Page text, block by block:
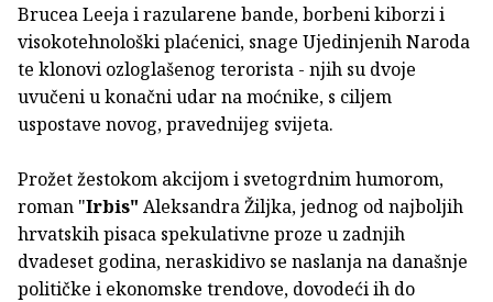
Brucea Leeja i razularene bande, borbeni kiborzi i
visokotehnološki plaćenici, snage Ujedinjenih Naroda
te klonovi ozloglašenog terorista - njih su dvoje
uvučeni u konačni udar na moćnike, s ciljem
uspostave novog, pravednijeg svijeta.
Prožet žestokom akcijom i svetogrdnim humorom,
roman "Irbis" Aleksandra Žiljka, jednog od najboljih
hrvatskih pisaca spekulativne proze u zadnjih
dvadeset godina, neraskidivo se naslanja na današnje
političke i ekonomske trendove, dovodeći ih do